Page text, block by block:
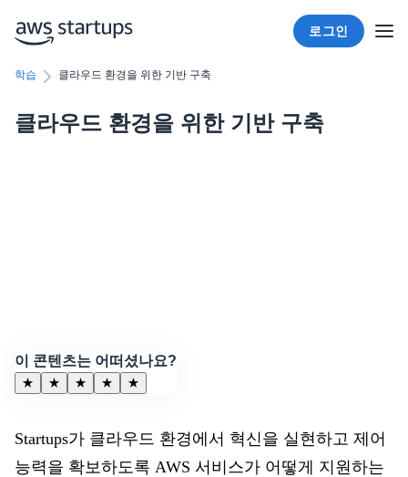
로그인
학습 클라우드 환경을 위한 기반 구축
클라우드 환경을 위한 기반 구축
이 콘텐츠는 어떠셨나요?
★ ★ ★ ★ ★
Startups가 클라우드 환경에서 혁신을 실현하고 제어
능력을 확보하도록 AWS 서비스가 어떻게 지원하는